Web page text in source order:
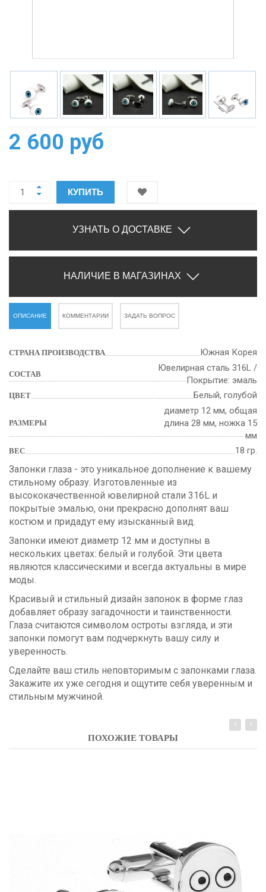
2 600 руб
КУПИТЬ
УЗНАТЬ О ДОСТАВКЕ
НАЛИЧИЕ В МАГАЗИНАХ
ОПИСАНИЕ КОММЕНТАРИИ ЗАДАТЬ ВОПРОС
СТРАНА ПРОИЗВОДСТВА Южная Корея
СОСТАВ
Ювелирная сталь 316L /
Покрытие: эмаль
ЦВЕТ Белый, голубой
РАЗМЕРЫ
диаметр 12 мм, общая
длина 28 мм, ножка 15
мм
ВЕС 18 гр.
Запонки глаза - это уникальное дополнение к вашему
стильному образу. Изготовленные из
высококачественной ювелирной стали 316L и
покрытые эмалью, они прекрасно дополнят ваш
костюм и придадут ему изысканный вид.
Запонки имеют диаметр 12 мм и доступны в
нескольких цветах: белый и голубой. Эти цвета
являются классическими и всегда актуальны в мире
моды.
Красивый и стильный дизайн запонок в форме глаз
добавляет образу загадочности и таинственности.
Глаза считаются символом остроты взгляда, и эти
запонки помогут вам подчеркнуть вашу силу и
уверенность.
Сделайте ваш стиль неповторимым с запонками глаза.
Закажите их уже сегодня и ощутите себя уверенным и
стильным мужчиной.
ПОХОЖИЕ ТОВАРЫ